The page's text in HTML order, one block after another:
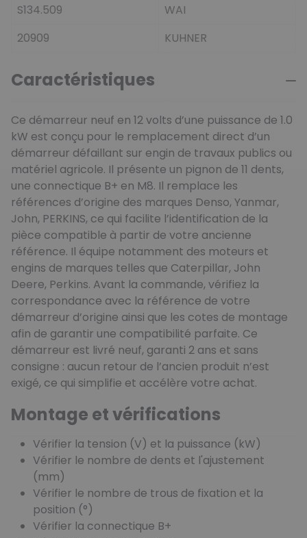
S134.509
WAI
20909
KUHNER
Caractéristiques
Ce démarreur neuf en 12 volts d’une puissance de 1.0
kW est conçu pour le remplacement direct d’un
démarreur défaillant sur engin de travaux publics ou
matériel agricole. Il présente un pignon de 11 dents,
une connectique B+ en M8. Il remplace les
références d’origine des marques Denso, Yanmar,
John, PERKINS, ce qui facilite l’identification de la
pièce compatible à partir de votre ancienne
référence. Il équipe notamment des moteurs et
engins de marques telles que Caterpillar, John
Deere, Perkins. Avant la commande, vérifiez la
correspondance avec la référence de votre
démarreur d’origine ainsi que les cotes de montage
afin de garantir une compatibilité parfaite. Ce
démarreur est livré neuf, garanti 2 ans et sans
consigne : aucun retour de l’ancien produit n’est
exigé, ce qui simplifie et accélère votre achat.
Montage et vérifications
Vérifier la tension (V) et la puissance (kW)
Vérifier le nombre de dents et l'ajustement
(mm)
Vérifier le nombre de trous de fixation et la
position (°)
Vérifier la connectique B+